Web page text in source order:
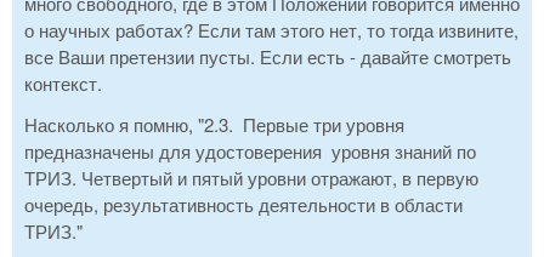
о научных работах? Если там этого нет, то тогда извините,
все Ваши претензии пусты. Если есть - давайте смотреть
контекст.
Насколько я помню, "2.3. Первые три уровня
предназначены для удостоверения уровня знаний по
ТРИЗ. Четвертый и пятый уровни отражают, в первую
очередь, результативность деятельности в области
ТРИЗ."